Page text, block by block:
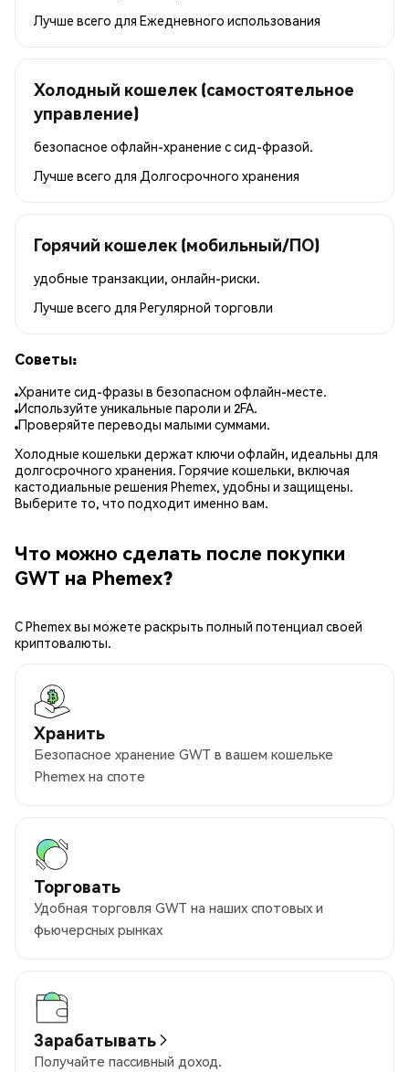
Лучше всего для Ежедневного использования
Холодный кошелек (самостоятельное
управление)
безопасное офлайн-хранение с сид-фразой.
Лучше всего для Долгосрочного хранения
Горячий кошелек (мобильный/ПО)
удобные транзакции, онлайн-риски.
Лучше всего для Регулярной торговли
Советы:
Храните сид-фразы в безопасном офлайн-месте.
Используйте уникальные пароли и 2FA.
Проверяйте переводы малыми суммами.
Холодные кошельки держат ключи офлайн, идеальны для
долгосрочного хранения. Горячие кошельки, включая
кастодиальные решения Phemex, удобны и защищены.
Выберите то, что подходит именно вам.
Что можно сделать после покупки
GWT на Phemex?
С Phemex вы можете раскрыть полный потенциал своей
криптовалюты.
Хранить
Безопасное хранение GWT в вашем кошельке
Phemex на споте
Торговать
Удобная торговля GWT на наших спотовых и
фьючерсных рынках
Зарабатывать
Получайте пассивный доход.